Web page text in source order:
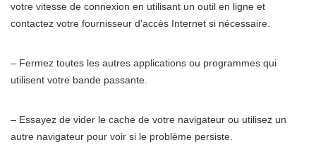
votre vitesse de connexion en utilisant un outil en ligne et
contactez votre fournisseur d’accès Internet si nécessaire.
– Fermez toutes les autres applications ou programmes qui
utilisent votre bande passante.
– Essayez de vider le cache de votre navigateur ou utilisez un
autre navigateur pour voir si le problème persiste.